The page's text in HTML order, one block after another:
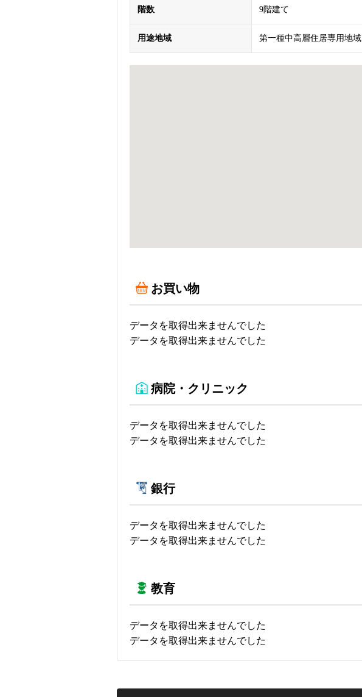
階数 9階建て
用途地域 第一種中高層住居専用地域
お買い物
データを取得出来ませんでした
データを取得出来ませんでした
病院・クリニック
データを取得出来ませんでした
データを取得出来ませんでした
銀行
データを取得出来ませんでした
データを取得出来ませんでした
教育
データを取得出来ませんでした
データを取得出来ませんでした